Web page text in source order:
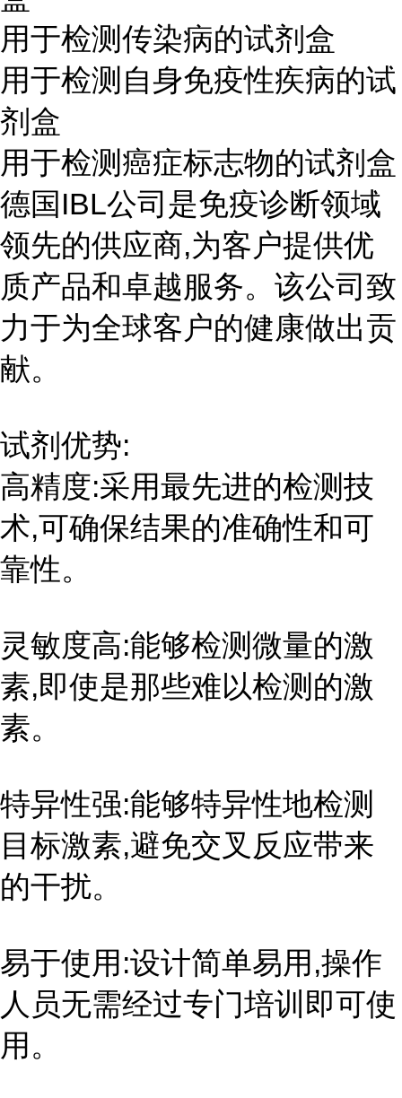
用于检测传染病的试剂盒
用于检测自身免疫性疾病的试
剂盒
用于检测癌症标志物的试剂盒
德国IBL公司是免疫诊断领域
领先的供应商,为客户提供优
质产品和卓越服务。该公司致
力于为全球客户的健康做出贡
献。
试剂优势:
高精度:采用最先进的检测技
术,可确保结果的准确性和可
靠性。
灵敏度高:能够检测微量的激
素,即使是那些难以检测的激
素。
特异性强:能够特异性地检测
目标激素,避免交叉反应带来
的干扰。
易于使用:设计简单易用,操作
人员无需经过专门培训即可使
用。